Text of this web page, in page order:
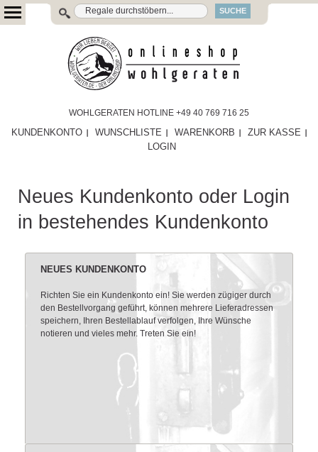
SUCHE
WOHLGERATEN HOTLINE +49 40 769 716 25
KUNDENKONTO WUNSCHLISTE WARENKORB
ZUR KASSE
LOGIN
Neues Kundenkonto oder Login
in bestehendes Kundenkonto
NEUES KUNDENKONTO
Richten Sie ein Kundenkonto ein! Sie werden zügiger durch
den Bestellvorgang geführt, können mehrere Lieferadressen
speichern, Ihren Bestellablauf verfolgen, Ihre Wünsche
notieren und vieles mehr. Treten Sie ein!